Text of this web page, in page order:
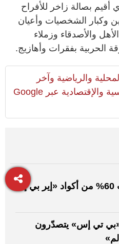
بصالة زاخر للأفراح
وكبار الشخصيات وأعيان
والأصدقاء وزملاء
بفقرات وأهازيج.
والرياضية وآخر
المستجدات السياسية والإقتصادية عبر Google
الذكاء الاصطناعي يكتب 60% من أكواد «إير بي إن
«بي تي إس» يتصدّرون